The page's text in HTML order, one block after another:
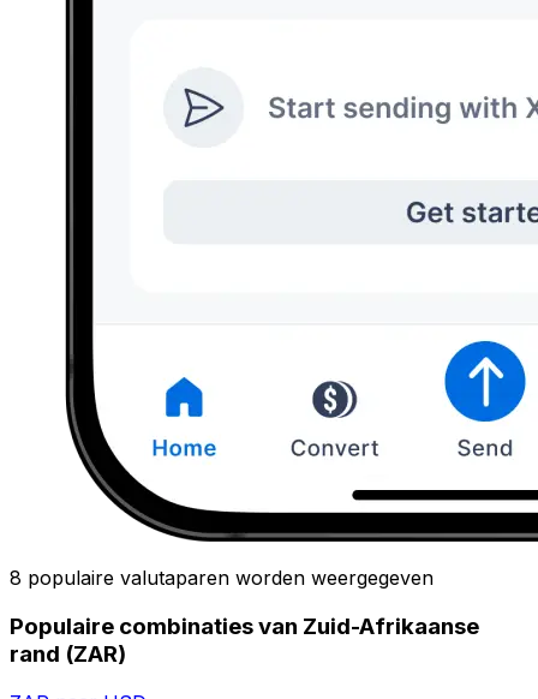
8 populaire valutaparen worden weergegeven
Populaire combinaties van Zuid-Afrikaanse
rand (ZAR)